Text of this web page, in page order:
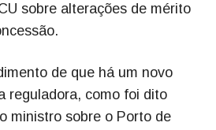
sobre alterações de mérito
de que há um novo
reguladora, como foi dito
ministro sobre o Porto de